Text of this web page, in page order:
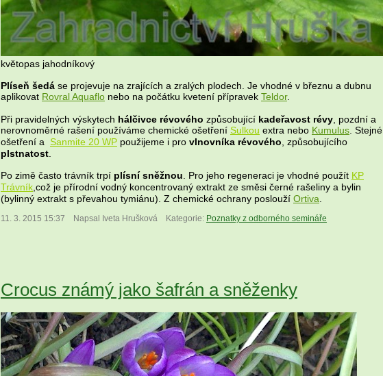
květopas jahodníkový
Plíseň šedá se projevuje na zrajících a zralých plodech. Je vhodné v březnu a dubnu
aplikovat Rovral Aquaflo nebo na počátku kvetení přípravek Teldor.
Při pravidelných výskytech hálčivce révového způsobující kadeřavost révy, pozdní a
nerovnoměrné rašení používáme chemické ošetření Sulkou extra nebo Kumulus. Stejné
ošetření a Sanmite 20 WP použijeme i pro vlnovníka révového, způsobujícího
plstnatost.
Po zimě často trávník trpí plísní sněžnou. Pro jeho regeneraci je vhodné použít KP
Trávník,což je přírodní vodný koncentrovaný extrakt ze směsi černé rašeliny a bylin
(bylinný extrakt s převahou tymiánu). Z chemické ochrany poslouží Ortiva.
11. 3. 2015 15:37 Napsal Iveta Hrušková Kategorie: Poznatky z odborného semináře
Crocus známý jako šafrán a sněženky